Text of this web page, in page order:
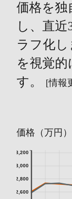
価格を独
し、直
ラフ化
を視覚的
す。
[情報
価格（万円）
2,600
2,800
3,000
3,200